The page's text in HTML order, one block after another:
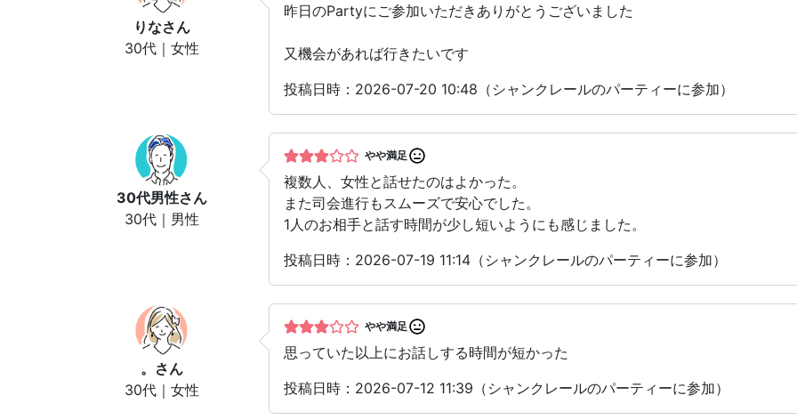
りなさん
30代｜女性
昨日のPartyにご参加いただきありがとうございました
又機会があれば行きたいです
投稿日時：2026-07-20 10:48（シャンクレールのパーティーに参加）
30代男性さん
30代｜男性
やや満足
複数人、女性と話せたのはよかった。
また司会進行もスムーズで安心でした。
1人のお相手と話す時間が少し短いようにも感じました。
投稿日時：2026-07-19 11:14（シャンクレールのパーティーに参加）
。 さん
30代｜女性
やや満足
思っていた以上にお話しする時間が短かった
投稿日時：2026-07-12 11:39（シャンクレールのパーティーに参加）